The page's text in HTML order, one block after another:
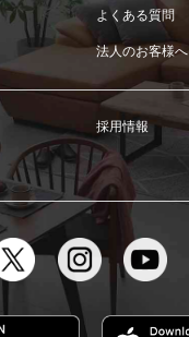
よくある質問
法人のお客様へ
採用情報